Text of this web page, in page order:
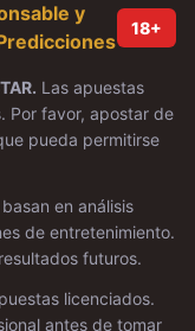
y
18+
Las apuestas
Por favor, apostar de
pueda permitirse
en análisis
de entretenimiento.
futuros.
licenciados.
antes de tomar